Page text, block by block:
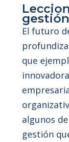
gestión
El futuro
que
algunos
gestión